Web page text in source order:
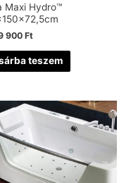
Maxi Hydro™
900 Ft
teszem